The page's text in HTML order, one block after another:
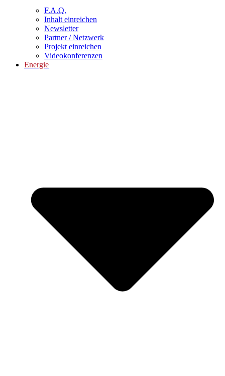
F.A.Q.
Inhalt einreichen
Newsletter
Partner / Netzwerk
Projekt einreichen
Videokonferenzen
Energie